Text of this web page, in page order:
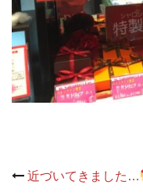
Post
近づいてきました…